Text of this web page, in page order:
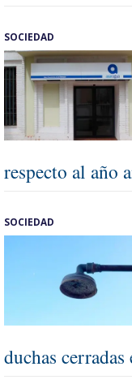
SOCIEDAD
respecto al año
SOCIEDAD
duchas cerradas